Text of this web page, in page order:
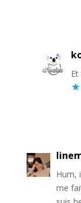
Hum,
me